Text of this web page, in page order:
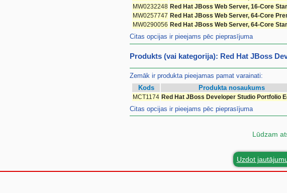
MW0232248 Red Hat JBoss Web Server, 16-Core
MW0257747 Red Hat JBoss Web Server, 64-Core
MW0290056 Red Hat JBoss Web Server, 64-Core
Citas opcijas ir pieejams pēc pieprasījuma
Produkts (vai kategorija): Red Hat JBoss
Zemāk ir produkta pieejamas pamat varainati:
Kods
Produkta nosaukums
MCT1174 Red Hat JBoss Developer Studio Portfolio
Citas opcijas ir pieejams pēc pieprasījuma
Lūdzam
Uzdot